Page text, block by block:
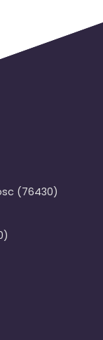
(76430)